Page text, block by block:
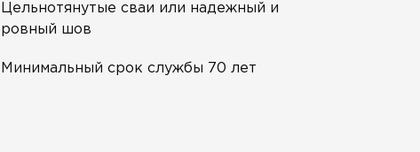
Цельнотянутые сваи или надежный и
ровный шов
Минимальный срок службы 70 лет